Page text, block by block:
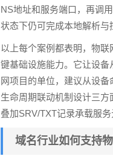
NS地址和服务端口，再调
状态下仍可完成本地解析与
以上每个案例都表明，物
键基础设施能力。它让设备
网项目的单位，建议从设
生命周期联动机制设计三
叠加SRV/TXT记录承载服
域名行业如何支持